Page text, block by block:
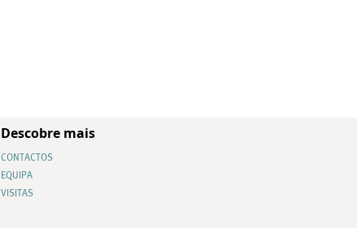
Descobre mais
CONTACTOS
EQUIPA
VISITAS